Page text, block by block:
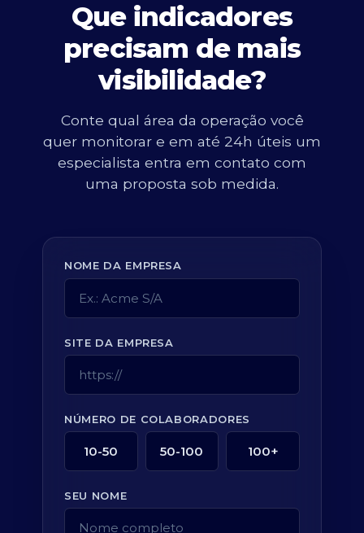
Que indicadores
precisam de mais
visibilidade?
Conte qual área da operação você
quer monitorar e em até 24h úteis um
especialista entra em contato com
uma proposta sob medida.
NOME DA EMPRESA
SITE DA EMPRESA
NÚMERO DE COLABORADORES
10-50 50-100 100+
SEU NOME